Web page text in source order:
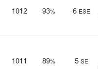
1012 93% 6 ESE
1011 89% 5 SE